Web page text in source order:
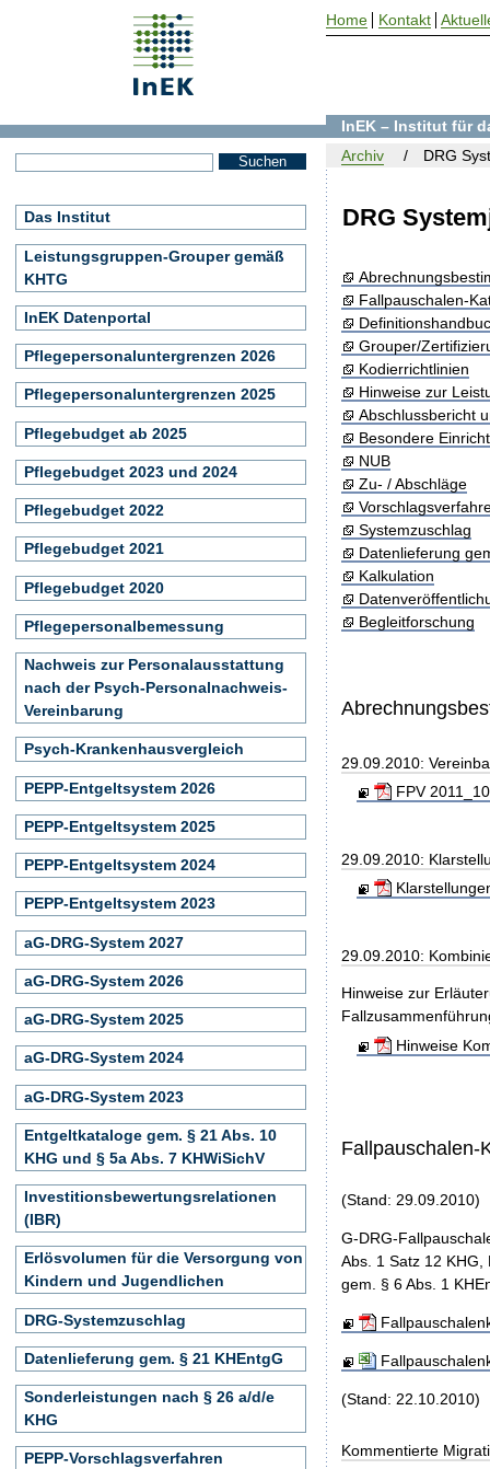
DRG
Fallpauschalen-
Grouper/
Kodierrichtlinien
Hinweise zur
Abschlussbericht
Besondere
NUB
Zu- / Abschläge
Systemzuschlag
Datenlieferung
Kalkulation
Begleitforschung
29.09.2010:
FPV
29.09.2010:
29.09.2010:
Hinweise zur
Hinweise
Fallpauschalen-
(Stand: 29.09.2010)
G-DRG-
Abs. 1 Satz 12
gem. § 6 Abs. 1
(Stand: 22.10.2010)
Kommentierte
InEK – Institut für
Archiv
DRG
Das Institut
Leistungsgruppen-Grouper gemäß
KHTG
InEK Datenportal
Pflegepersonaluntergrenzen 2026
Pflegepersonaluntergrenzen 2025
Pflegebudget ab 2025
Pflegebudget 2023 und 2024
Pflegebudget 2022
Pflegebudget 2021
Pflegebudget 2020
Pflegepersonalbemessung
Nachweis zur Personalausstattung
nach der Psych-Personalnachweis-
Vereinbarung
Psych-Krankenhausvergleich
PEPP-Entgeltsystem 2026
PEPP-Entgeltsystem 2025
PEPP-Entgeltsystem 2024
PEPP-Entgeltsystem 2023
aG-DRG-System 2027
aG-DRG-System 2026
aG-DRG-System 2025
aG-DRG-System 2024
aG-DRG-System 2023
Entgeltkataloge gem. § 21 Abs. 10
KHG und § 5a Abs. 7 KHWiSichV
Investitionsbewertungsrelationen
(IBR)
Erlösvolumen für die Versorgung von
Kindern und Jugendlichen
DRG-Systemzuschlag
Datenlieferung gem. § 21 KHEntgG
Sonderleistungen nach § 26 a/d/e
KHG
PEPP-Vorschlagsverfahren
Home Kontakt